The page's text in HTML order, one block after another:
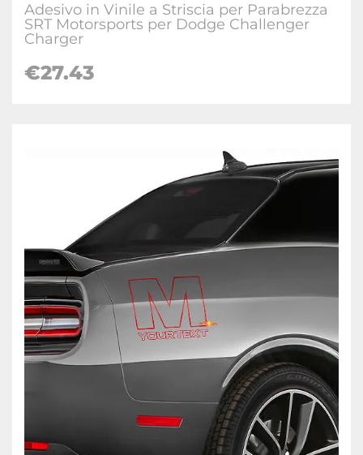
Adesivo in Vinile a Striscia per Parabrezza
SRT Motorsports per Dodge Challenger
Charger
€27.43